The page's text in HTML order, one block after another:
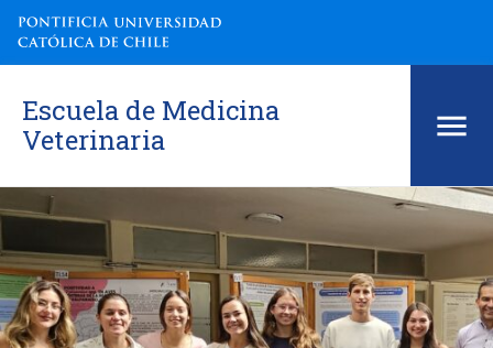
Escuela de Medicina
Veterinaria